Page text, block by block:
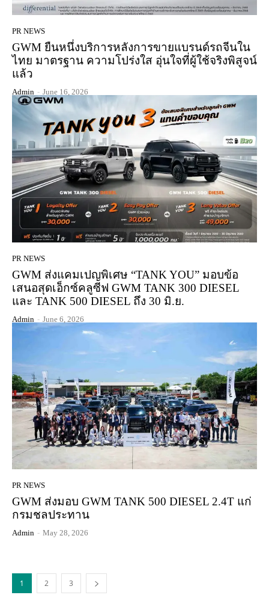
PR NEWS
GWM ยืนหนึ่งบริการหลังการขายแบรนด์รถจีนใน
ไทย มาตรฐาน ความโปร่งใส อุ่นใจที่ผู้ใช้จริงพิสูจน์
แล้ว
Admin - June 16, 2026
PR NEWS
GWM ส่งแคมเปญพิเศษ “TANK YOU” มอบข้อ
เสนอสุดเอ็กซ์คลูซีฟ GWM TANK 300 DIESEL
และ TANK 500 DIESEL ถึง 30 มิ.ย.
Admin - June 6, 2026
PR NEWS
GWM ส่งมอบ GWM TANK 500 DIESEL 2.4T แก่
กรมชลประทาน
Admin - May 28, 2026
1 2 3